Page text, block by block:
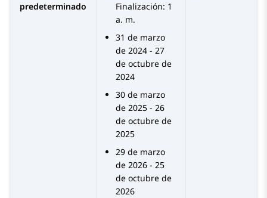
predeterminado
Finalización: 1
a. m.
31 de marzo
de 2024 - 27
de octubre de
2024
30 de marzo
de 2025 - 26
de octubre de
2025
29 de marzo
de 2026 - 25
de octubre de
2026